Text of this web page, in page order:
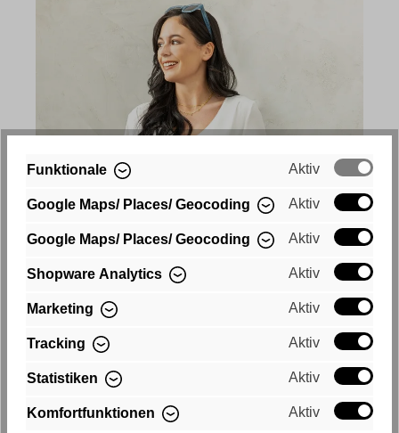
Funktionale Aktiv
Google Maps/ Places/ Geocoding Aktiv
Google Maps/ Places/ Geocoding Aktiv
Shopware Analytics Aktiv
Marketing Aktiv
Tracking Aktiv
Statistiken Aktiv
Komfortfunktionen Aktiv